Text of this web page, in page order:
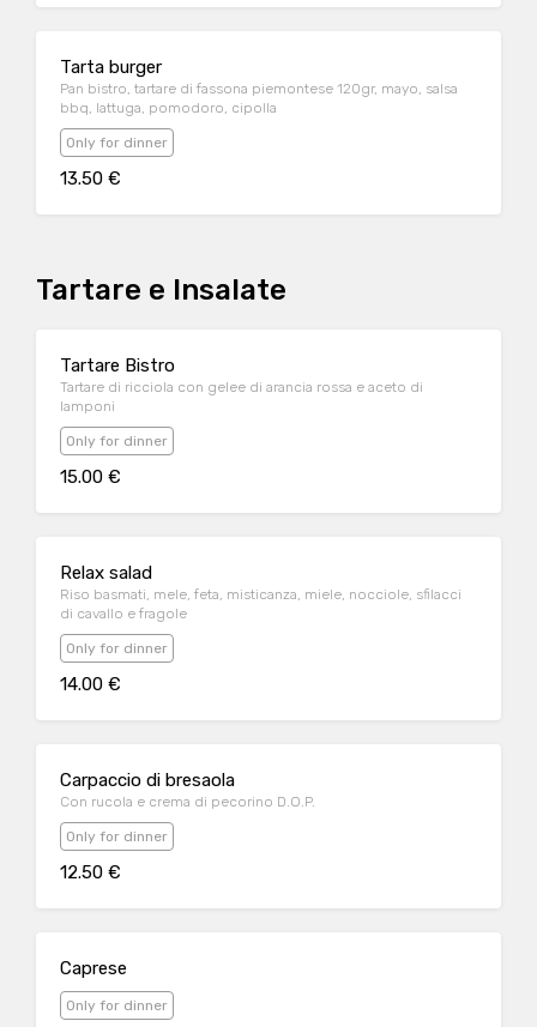
Tarta burger
Pan bistro, tartare di fassona piemontese 120gr, mayo, salsa
bbq, lattuga, pomodoro, cipolla
Only for dinner
13.50 €
Tartare e Insalate
Tartare Bistro
Tartare di ricciola con gelee di arancia rossa e aceto di
lamponi
Only for dinner
15.00 €
Relax salad
Riso basmati, mele, feta, misticanza, miele, nocciole, sfilacci
di cavallo e fragole
Only for dinner
14.00 €
Carpaccio di bresaola
Con rucola e crema di pecorino D.O.P.
Only for dinner
12.50 €
Caprese
Only for dinner